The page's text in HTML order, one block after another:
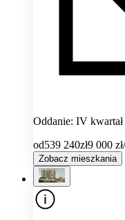
Oddanie: IV
od539 240zł9 000
Zobacz mieszkania